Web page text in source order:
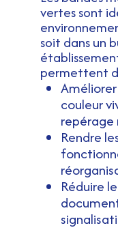
vertes sont
soit dans un
permettent
couleur
repérage
Rendre
Réduire